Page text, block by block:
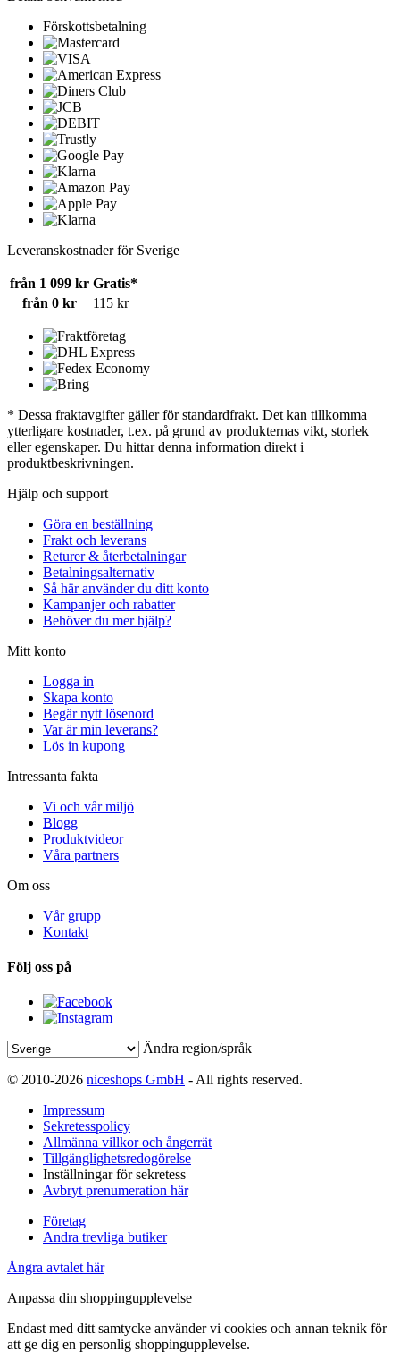
Förskottsbetalning
Leveranskostnader för Sverige
från 1 099 kr Gratis*
från 0 kr
115 kr
* Dessa fraktavgifter gäller för standardfrakt. Det kan tillkomma
ytterligare kostnader, t.ex. på grund av produkternas vikt, storlek
eller egenskaper. Du hittar denna information direkt i
produktbeskrivningen.
Hjälp och support
Göra en beställning
Frakt och leverans
Returer & återbetalningar
Betalningsalternativ
Så här använder du ditt konto
Kampanjer och rabatter
Behöver du mer hjälp?
Mitt konto
Logga in
Skapa konto
Begär nytt lösenord
Var är min leverans?
Lös in kupong
Intressanta fakta
Vi och vår miljö
Blogg
Produktvideor
Våra partners
Om oss
Vår grupp
Kontakt
Följ oss på
Ändra region/språk
© 2010-2026 niceshops GmbH - All rights reserved.
Impressum
Sekretesspolicy
Allmänna villkor och ångerrät
Tillgänglighetsredogörelse
Inställningar för sekretess
Avbryt prenumeration här
Företag
Andra trevliga butiker
Ångra avtalet här
Anpassa din shoppingupplevelse
Endast med ditt samtycke använder vi cookies och annan teknik för
att ge dig en personlig shoppingupplevelse.